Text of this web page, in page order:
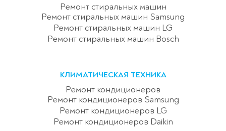
Ремонт стиральных машин
Ремонт стиральных машин Samsung
Ремонт стиральных машин LG
Ремонт стиральных машин Bosch
КЛИМАТИЧЕСКАЯ ТЕХНИКА
Ремонт кондиционеров
Ремонт кондиционеров Samsung
Ремонт кондиционеров LG
Ремонт кондиционеров Daikin